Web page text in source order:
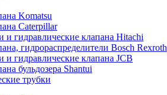
Komatsu
Caterpillar
и гидравлические клапана Hitachi
гидрораспределители Bosch Rexroth
и гидравлические клапана JCB
бульдозера Shantui
трубки